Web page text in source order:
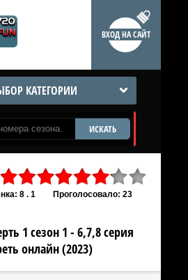
ВХОД НА САЙТ
КАТЕГОРИИ
ИСКАТЬ
8 . 1 Проголосовало: 23
1 сезон 1 - 6,7,8 серия
онлайн (2023)